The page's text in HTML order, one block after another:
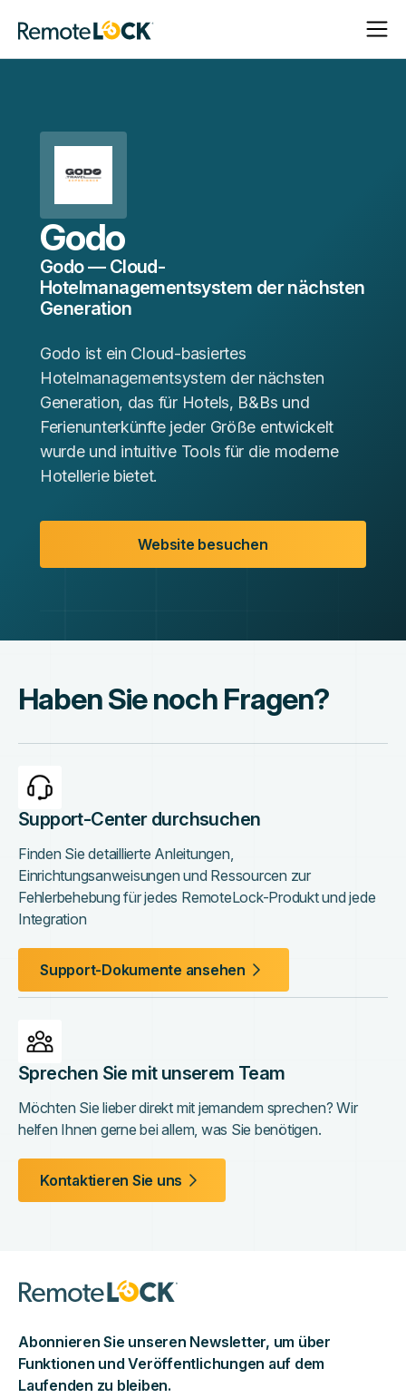
Startseite
öffnen
Godo
Godo — Cloud-
Hotelmanagementsystem der nächsten
Generation
Godo ist ein Cloud-basiertes
Hotelmanagementsystem der nächsten
Generation, das für Hotels, B&Bs und
Ferienunterkünfte jeder Größe entwickelt
wurde und intuitive Tools für die moderne
Hotellerie bietet.
Website besuchen
Haben Sie noch Fragen?
Support-Center durchsuchen
Finden Sie detaillierte Anleitungen,
Einrichtungsanweisungen und Ressourcen zur
Fehlerbehebung für jedes RemoteLock-Produkt und jede
Integration
Support-Dokumente ansehen
Sprechen Sie mit unserem Team
Möchten Sie lieber direkt mit jemandem sprechen? Wir
helfen Ihnen gerne bei allem, was Sie benötigen.
Kontaktieren Sie uns
Abonnieren Sie unseren Newsletter, um über
Funktionen und Veröffentlichungen auf dem
Laufenden zu bleiben.